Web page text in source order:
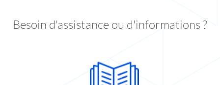
Besoin d'assistance ou d'informations ?